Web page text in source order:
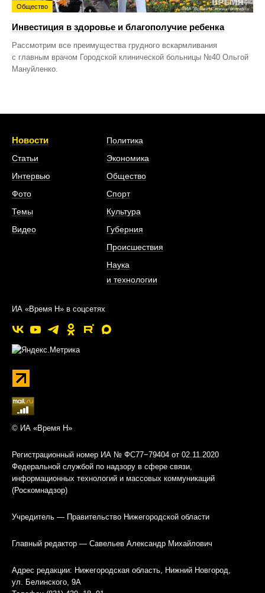
Общество
Инвестиция в здоровье и благополучие ребенка
Рассмотрим все преимущества грудного вскармливания
с главным врачом Городской клинической больницы №40 Ольгой
Мануйленко.
Новости
Статьи
Интервью
Фото
Темы
Видео
Политика
Экономика
Общество
Спорт
Культура
Губерния
Происшествия
Наука
и технологии
ИА «Время Н» в соцсетях
© ИА «Время Н»
Регистрационный номер ИА № ФС77−79404 от 02.11.2020
Федеральной службой по надзору в сфере связи,
информационных технологий и массовых коммуникаций
(Роскомнадзор)
Учредитель — Правительство Нижегородской области
Главный редактор — Савельев Александр Михайлович
Адрес редакции: Нижегородская область, Нижний Новгород,
ул. Белинского, 9А